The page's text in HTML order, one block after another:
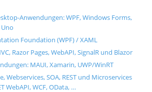
Anwendungen: WPF, Windows Forms,
Foundation (WPF) / XAML
Razor Pages, WebAPI, SignalR und Blazor
MAUI, Xamarin, UWP/WinRT
Webservices, SOA, REST und Microservices
WebAPI, WCF, OData, …